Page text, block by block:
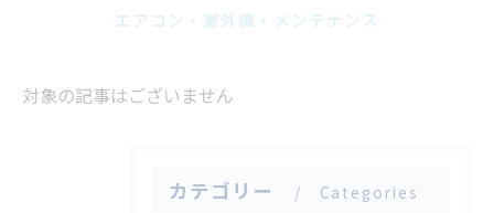
エアコン・室外機・メンテナンス
対象の記事はございません
カテゴリー Categories